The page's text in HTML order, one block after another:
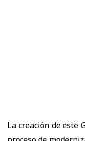
La creación de este